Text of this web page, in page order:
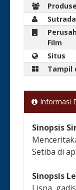
Film
Situs
Tampil
Informasi
Sinopsis
Setiba di
Sinopsis